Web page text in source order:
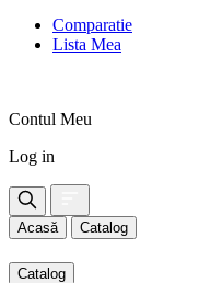
Comparatie
Lista Mea
Contul Meu
Log in
Acasă Catalog
Catalog